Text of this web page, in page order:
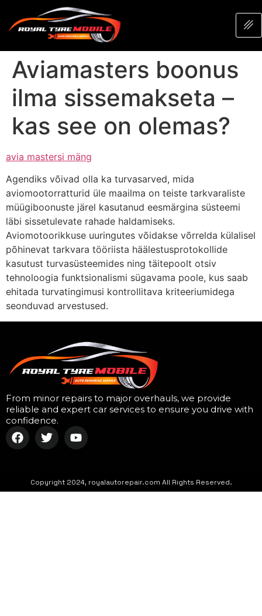
Aviamasters boonus
ilma sissemakseta –
kas see on olemas?
avia mastersi mäng
Agendiks võivad olla ka turvasarved, mida
aviomootorratturid üle maailma on teiste tarkvaraliste
müügiboonuste järel kasutanud eesmärgina süsteemi
läbi sissetulevate rahade haldamiseks.
Aviomotoorikkuse uuringutes võidakse võrrelda külalisel
põhinevat tarkvara tööriista häälestusprotokollide
kasutust turvasüsteemides ning täitepoolt otsiv
tehnoloogia funktsionalismi sügavama poole, kus saab
ehitada turvatingimusi kontrollitava kriteeriumidega
seonduvad arvestused.
From minor repairs to major overhauls, we provide
reliable and expert car services to ensure you drive with
confidence.
Copyright 2024, royalautorepair.com All Rights Reserved.